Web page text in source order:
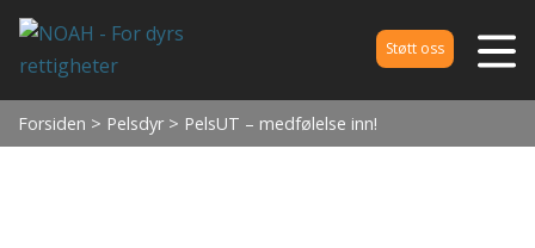
Støtt oss
Forsiden > Pelsdyr > PelsUT – medfølelse inn!